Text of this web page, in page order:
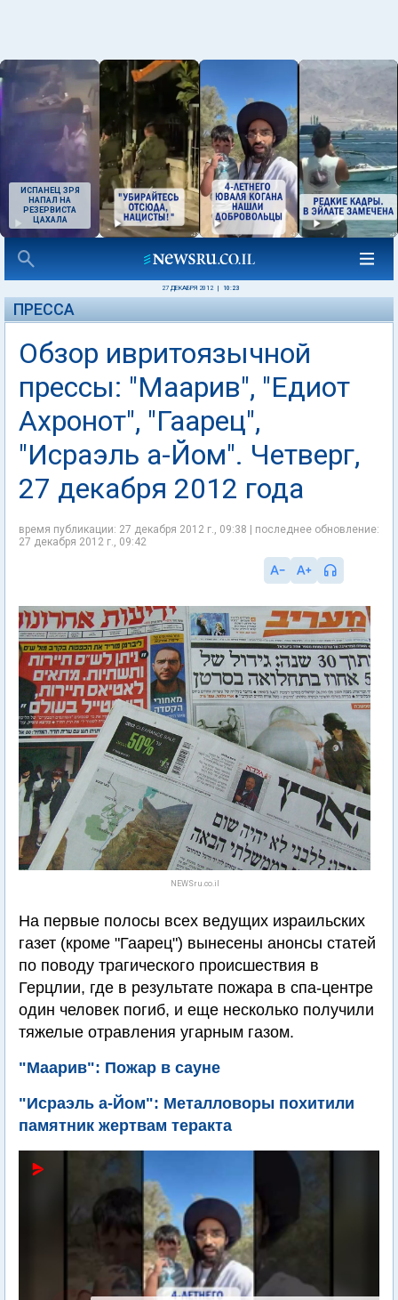
ИСПАНЕЦ ЗРЯ
НАПАЛ НА
РЕЗЕРВИСТА
ЦАХАЛА
27 ДЕКАБРЯ 2012 10:23
ПРЕССА
Обзор ивритоязычной
прессы: "Маарив", "Едиот
Ахронот", "Гаарец",
"Исраэль а-Йом". Четверг,
27 декабря 2012 года
время публикации: 27 декабря 2012 г., 09:38 | последнее обновление:
27 декабря 2012 г., 09:42
NEWSru.co.il
На первые полосы всех ведущих израильских
газет (кроме "Гаарец") вынесены анонсы статей
по поводу трагического происшествия в
Герцлии, где в результате пожара в спа-центре
один человек погиб, и еще несколько получили
тяжелые отравления угарным газом.
"Маарив": Пожар в сауне
"Исраэль а-Йом": Металловоры похитили
памятник жертвам теракта